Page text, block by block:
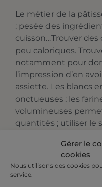
Gérer le
cookies
Nous utilisons des cookies
service.
Le métier de la
: pesée des
cuisson…Trouver
peu caloriques.
notamment pour
l’impression d’en
assiette. Les blancs
onctueuses ; les
volumineuses
quantités ; utiliser le
poudre plutôt que le
mettre beaucoup